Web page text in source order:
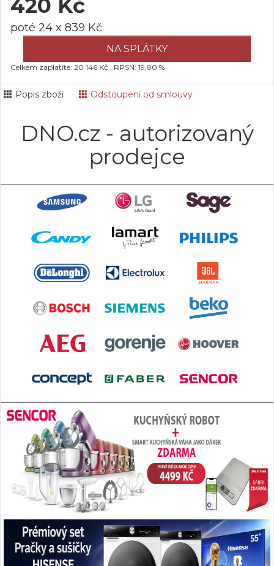
420 Kč
poté 24 x 839 Kč
NA SPLÁTKY
Celkem zaplatíte: 20 146 Kč , RPSN: 19,80 %
Popis zboží Odstoupení od smlouvy
DNO.cz - autorizovaný
prodejce